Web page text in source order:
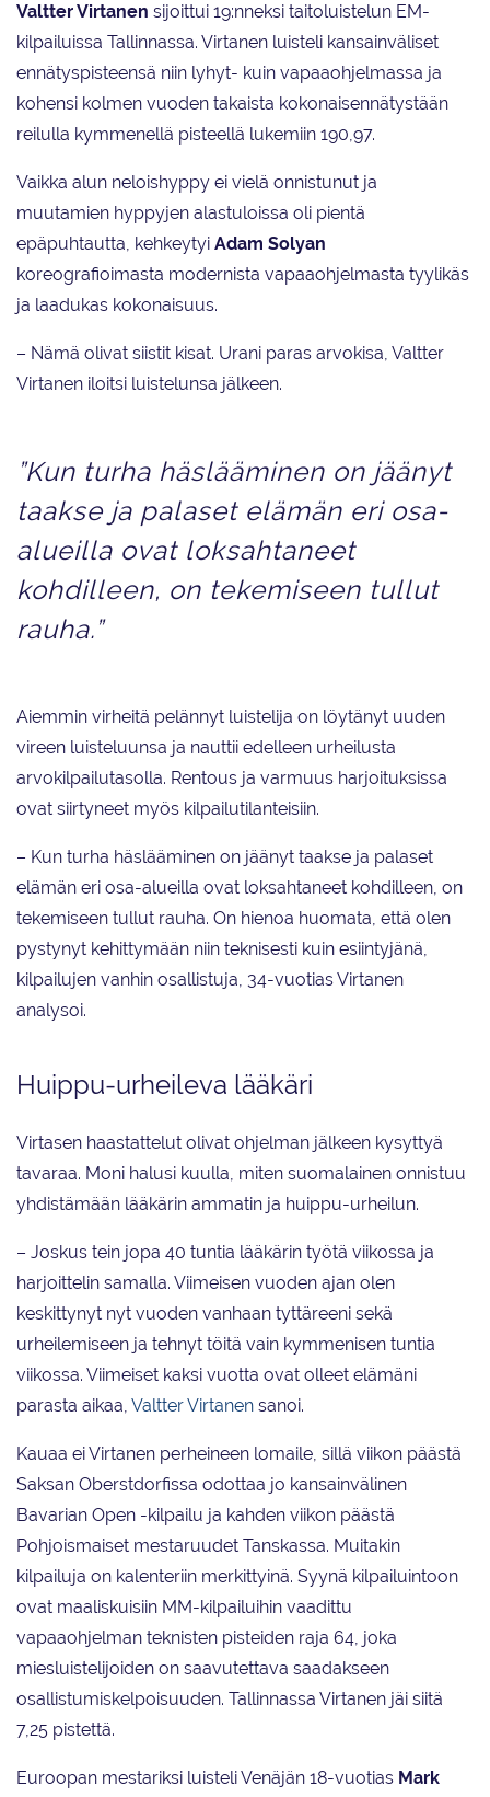
Valtter Virtanen sijoittui 19:nneksi taitoluistelun EM-
kilpailuissa Tallinnassa. Virtanen luisteli kansainväliset
ennätyspisteensä niin lyhyt- kuin vapaaohjelmassa ja
kohensi kolmen vuoden takaista kokonaisennätystään
reilulla kymmenellä pisteellä lukemiin 190,97.
Vaikka alun neloishyppy ei vielä onnistunut ja
muutamien hyppyjen alastuloissa oli pientä
epäpuhtautta, kehkeytyi Adam Solyan
koreografioimasta modernista vapaaohjelmasta tyylikäs
ja laadukas kokonaisuus.
– Nämä olivat siistit kisat. Urani paras arvokisa, Valtter
Virtanen iloitsi luistelunsa jälkeen.
”Kun turha häslääminen on jäänyt
taakse ja palaset elämän eri osa-
alueilla ovat loksahtaneet
kohdilleen, on tekemiseen tullut
rauha.”
Aiemmin virheitä pelännyt luistelija on löytänyt uuden
vireen luisteluunsa ja nauttii edelleen urheilusta
arvokilpailutasolla. Rentous ja varmuus harjoituksissa
ovat siirtyneet myös kilpailutilanteisiin.
– Kun turha häslääminen on jäänyt taakse ja palaset
elämän eri osa-alueilla ovat loksahtaneet kohdilleen, on
tekemiseen tullut rauha. On hienoa huomata, että olen
pystynyt kehittymään niin teknisesti kuin esiintyjänä,
kilpailujen vanhin osallistuja, 34-vuotias Virtanen
analysoi.
Huippu-urheileva lääkäri
Virtasen haastattelut olivat ohjelman jälkeen kysyttyä
tavaraa. Moni halusi kuulla, miten suomalainen onnistuu
yhdistämään lääkärin ammatin ja huippu-urheilun.
– Joskus tein jopa 40 tuntia lääkärin työtä viikossa ja
harjoittelin samalla. Viimeisen vuoden ajan olen
keskittynyt nyt vuoden vanhaan tyttäreeni sekä
urheilemiseen ja tehnyt töitä vain kymmenisen tuntia
viikossa. Viimeiset kaksi vuotta ovat olleet elämäni
parasta aikaa, Valtter Virtanen sanoi.
Kauaa ei Virtanen perheineen lomaile, sillä viikon päästä
Saksan Oberstdorfissa odottaa jo kansainvälinen
Bavarian Open -kilpailu ja kahden viikon päästä
Pohjoismaiset mestaruudet Tanskassa. Muitakin
kilpailuja on kalenteriin merkittyinä. Syynä kilpailuintoon
ovat maaliskuisiin MM-kilpailuihin vaadittu
vapaaohjelman teknisten pisteiden raja 64, joka
miesluistelijoiden on saavutettava saadakseen
osallistumiskelpoisuuden. Tallinnassa Virtanen jäi siitä
7,25 pistettä.
Euroopan mestariksi luisteli Venäjän 18-vuotias Mark